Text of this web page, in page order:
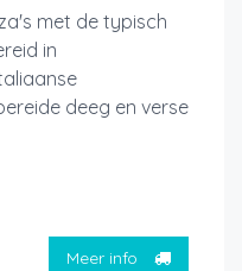
met de typisch
in
deeg en verse
Meer info